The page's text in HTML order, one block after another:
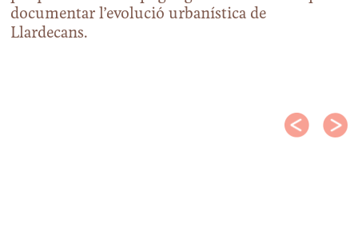
documentar l’evolució urbanística de
Llardecans.